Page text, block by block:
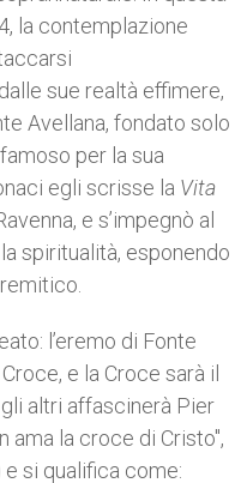
la contemplazione
sue realtà effimere,
Avellana, fondato solo
per la sua
egli scrisse la Vita
e s’impegnò al
spiritualità, esponendo
l’eremo di Fonte
e la Croce sarà il
altri affascinerà Pier
ama la croce di Cristo",
e si qualifica come: